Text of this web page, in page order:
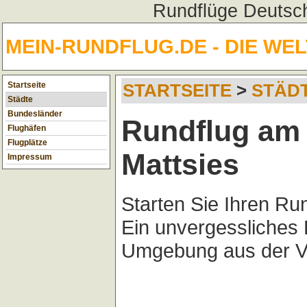
Rundflüge
MEIN-RUNDFLUG.DE - DIE
Startseite
Städte
Bundesländer
Flughäfen
Flugplätze
Impressum
STARTSEITE >
Rundflug
Mattsies
Starten Sie Ihren
Ein unvergessliches
Umgebung aus der